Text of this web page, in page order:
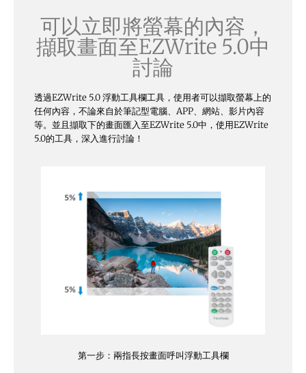
可以立即將螢幕的內容，
擷取畫面至EZWrite 5.0中
討論
透過EZWrite 5.0 浮動工具欄工具，使用者可以擷取螢幕上的
任何內容，不論來自於筆記型電腦、APP、網站、影片內容
等。並且擷取下的畫面匯入至EZWrite 5.0中，使用EZWrite
5.0的工具，深入進行討論！
第一步：兩指長按畫面呼叫浮動工具欄